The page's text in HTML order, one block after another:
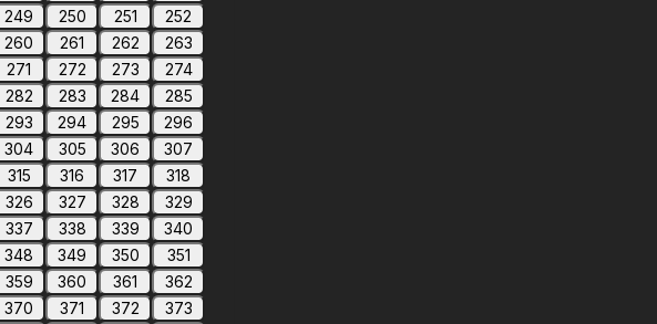
249 250 251
252
260 261 262
263
271 272 273
274
282 283 284
285
293 294 295
296
304 305 306
307
315 316 317
318
326 327 328
329
337 338 339
340
348 349 350
351
359 360 361
362
370 371 372
373